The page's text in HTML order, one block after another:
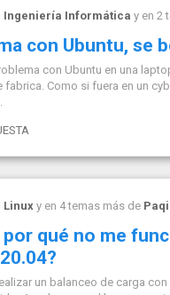
Ingeniería Informática y en 2
con Ubuntu, se
con Ubuntu en una
fabrica. Como si fuera en un
Linux y en 4 temas más de
por qué no me
un balanceo de carga